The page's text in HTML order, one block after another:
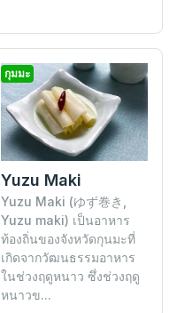
กุมมะ
Yuzu Maki
Yuzu Maki (ゆず巻き,
Yuzu maki) เป็นอาหาร
ท้องถิ่นของจังหวัดกุนมะที่
เกิดจากวัฒนธรรมอาหาร
ในช่วงฤดูหนาว ซึ่งช่วงฤดู
หนาวข...